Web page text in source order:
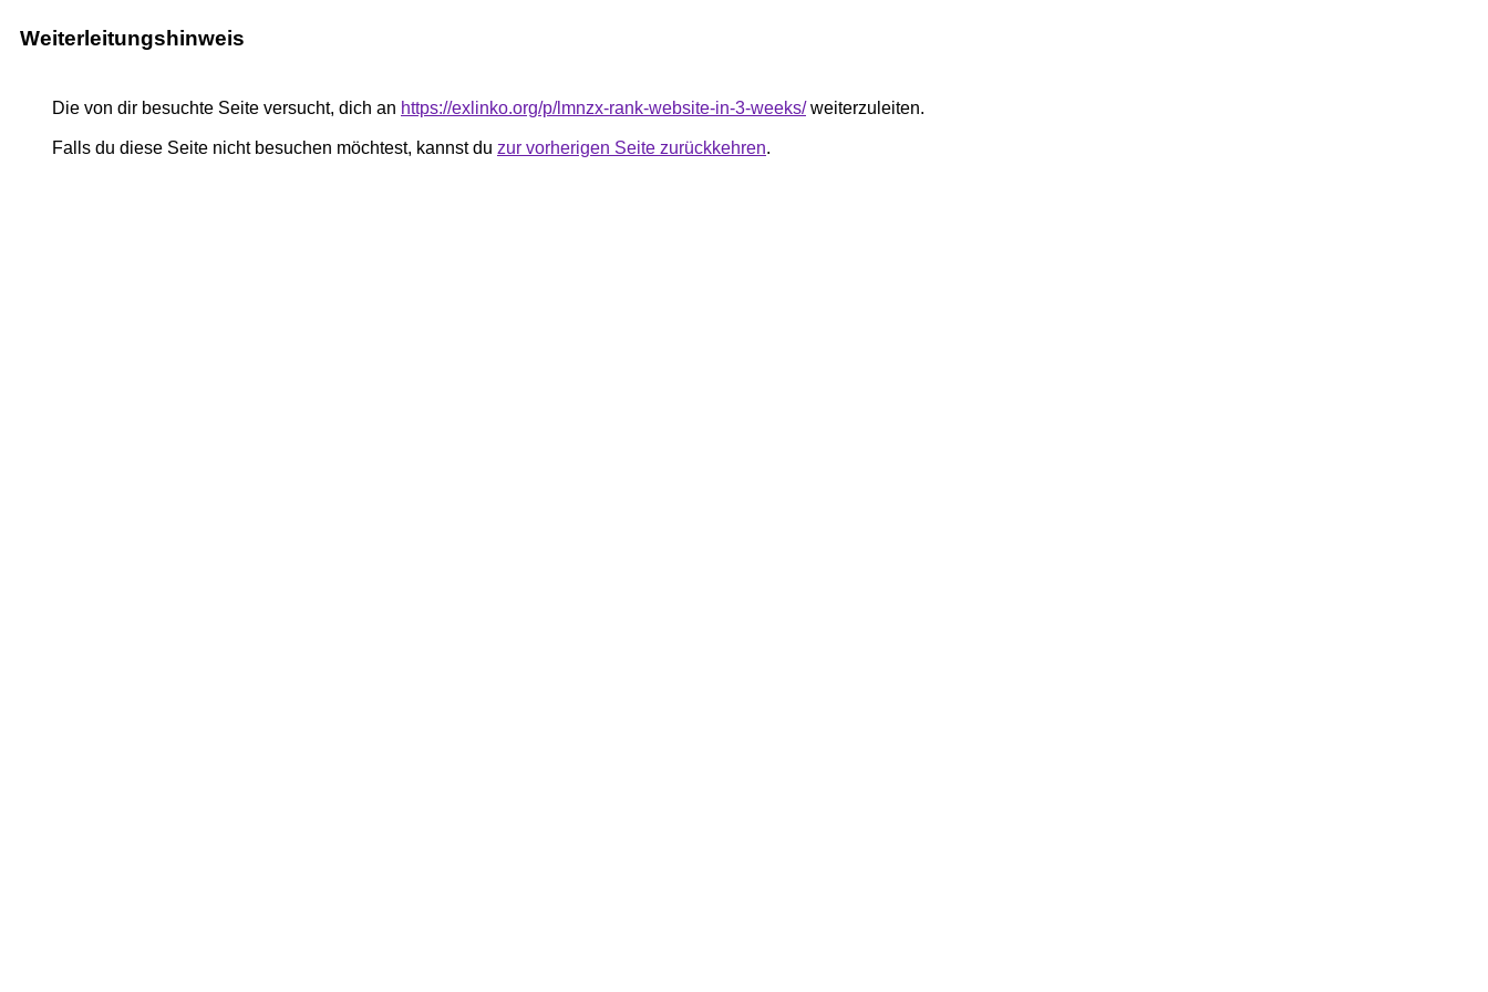
Weiterleitungshinweis
Die von dir besuchte Seite versucht, dich an https://exlinko.org/p/lmnzx-rank-website-in-3-weeks/weiterzuleiten.
Falls du diese Seite nicht besuchen möchtest, kannst du zur vorherigen Seite zurückkehren.